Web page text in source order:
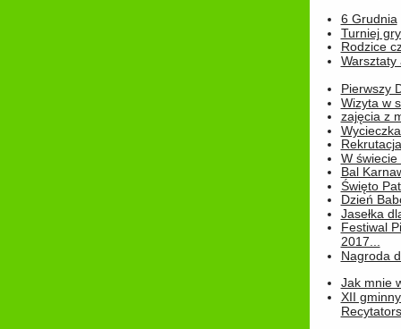
6 Grudnia
Turniej
Rodzice
Warsztaty
Pierwszy
Wizyta w
zajęcia z
W świecie
Bal
Święto
Dzień
Jasełka
Festiwal
2017...
Nagroda
Jak mnie
XII